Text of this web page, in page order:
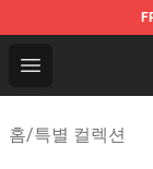
Open menu
Karl
홈/특별 컬렉션